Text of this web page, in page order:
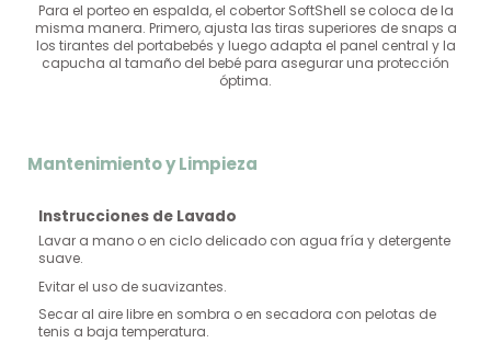
Para el porteo en espalda, el cobertor SoftShell se coloca de la
misma manera. Primero, ajusta las tiras superiores de snaps a
los tirantes del portabebés y luego adapta el panel central y la
capucha al tamaño del bebé para asegurar una protección
óptima.
Mantenimiento y Limpieza
Instrucciones de Lavado
Lavar a mano o en ciclo delicado con agua fría y detergente
suave.
Evitar el uso de suavizantes.
Secar al aire libre en sombra o en secadora con pelotas de
tenis a baja temperatura.